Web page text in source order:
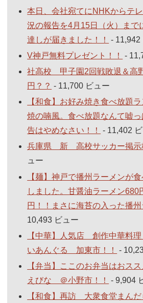
本日、会社宛てにNHKからテ
況の報告を4月15日（火）まで
達しが届きました！！
- 11,942
V神戸無料プレゼント！！
-
社高校 甲子園2回戦敗退＆高
円？？ - 11,700 ビュー
【和食】お好み焼き食べ放題
焼の喃風。食べ放題なんて嘘
告はやめなさい！！
- 11,402
兵庫県 新 高校サッカー掲示
ュー
【麺】神戸で播州ラーメンが
しました。甘醤油ラーメン680
円！！まさに海苔の入った播州
10,493 ビュー
【中華】人気店 創作中華料
いあんぐる 加東市！！
-
【弁当】ここのお弁当はおス
えびな ＠小野市！！
- 9,904
【和食】再訪 大衆食堂まん